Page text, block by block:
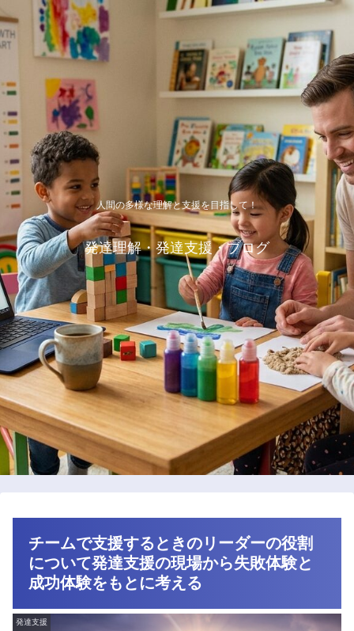
人間の多様な理解と支援を目指して！
発達理解・発達支援・ブログ
チームで支援するときのリーダーの役割
について発達支援の現場から失敗体験と
成功体験をもとに考える
発達支援